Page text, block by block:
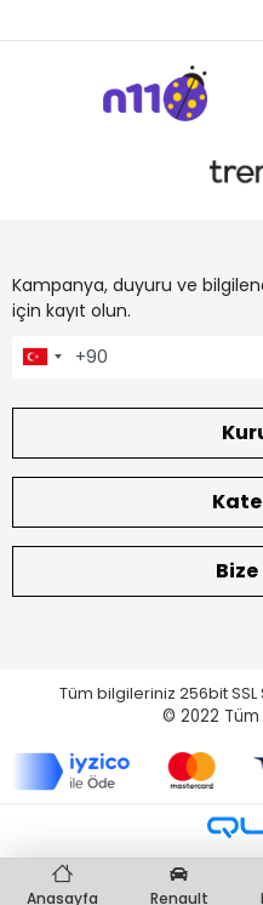
Kampanya, duyuru ve
için kayıt olun.
Bize
Tüm bilgileriniz 256bit
© 2022 Tüm
Anasayfa Renault